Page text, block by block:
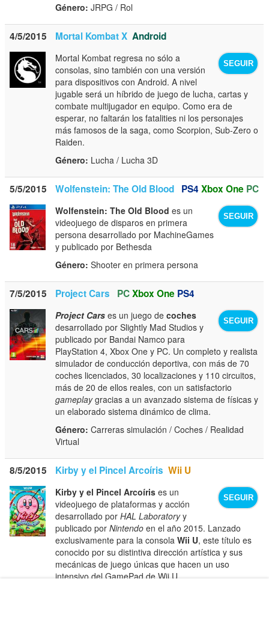
Género: JRPG / Rol
4/5/2015 Mortal Kombat X Android
SEGUIR
Mortal Kombat regresa no sólo a
consolas, sino también con una versión
para dispositivos con Android. A nivel
jugable será un híbrido de juego de lucha, cartas y
combate multijugador en equipo. Como era de
esperar, no faltarán los fatalities ni los personajes
más famosos de la saga, como Scorpion, Sub-Zero o
Raiden.
Género: Lucha / Lucha 3D
5/5/2015 Wolfenstein: The Old Blood PS4 Xbox One PC
SEGUIR
Wolfenstein: The Old Blood es un
videojuego de disparos en primera
persona desarrollado por MachineGames
y publicado por Bethesda
Género: Shooter en primera persona
7/5/2015 Project Cars PCXbox One PS4
SEGUIR
Project Cars es un juego decoches
desarrollado por Slightly Mad Studios y
publicado por Bandai Namco para
PlayStation 4, Xbox One y PC. Un completo y realista
simulador de conducción deportiva, con más de 70
coches licenciados, 30 localizaciones y 110 circuitos,
más de 20 de ellos reales, con un satisfactorio
gameplaygracias a un avanzado sistema de físicas y
un elaborado sistema dinámico de clima.
Género: Carreras simulación / Coches / Realidad
Virtual
8/5/2015 Kirby y el Pincel Arcoíris Wii U
SEGUIR
Kirby y el Pincel Arcoíris es un
videojuego de plataformas y acción
desarrollado porHAL Laboratoryy
publicado porNintendo en el año 2015. Lanzado
exclusivamente para la consolaWii U, este título es
conocido por su distintiva dirección artística y sus
mecánicas de juego únicas que hacen un uso
intensivo del GamePad de Wii U.